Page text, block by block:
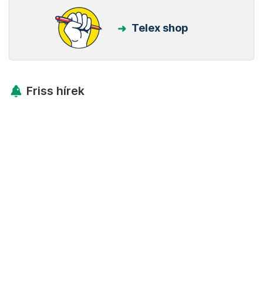
Telex shop
Friss hírek